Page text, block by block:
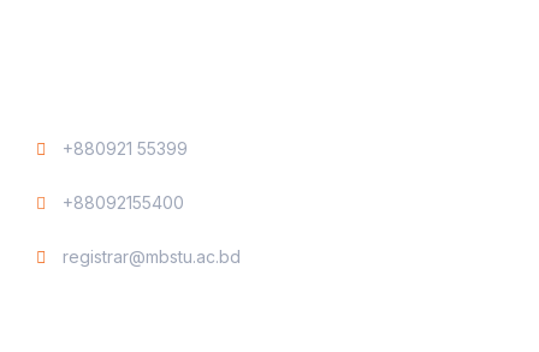
+880921 55399
+88092155400
registrar@mbstu.ac.bd